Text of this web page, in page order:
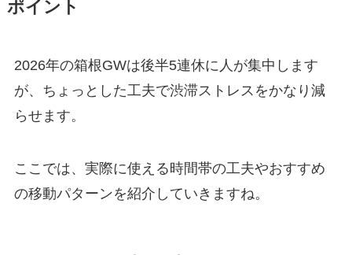
ポイント
2026年の箱根GWは後半5連休に人が集中します
が、ちょっとした工夫で渋滞ストレスをかなり減
らせます。
ここでは、実際に使える時間帯の工夫やおすすめ
の移動パターンを紹介していきますね。